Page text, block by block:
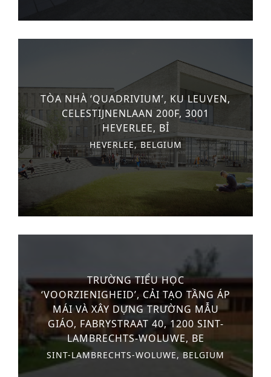
TÒA NHÀ ‘QUADRIVIUM’, KU LEUVEN,
CELESTIJNENLAAN 200F, 3001
HEVERLEE, BỈ
HEVERLEE, BELGIUM
TRƯỜNG TIỂU HỌC
‘VOORZIENIGHEID’, CẢI TẠO TẦNG ÁP
MÁI VÀ XÂY DỰNG TRƯỜNG MẪU
GIÁO, FABRYSTRAAT 40, 1200 SINT-
LAMBRECHTS-WOLUWE, BE
SINT-LAMBRECHTS-WOLUWE, BELGIUM